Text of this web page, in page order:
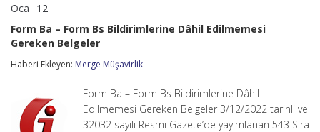
Oca 12
–
Form
Bildirimlerine
Edilmemesi
Gereken
Belgeler
Form Ba – Form Bs Bildirimlerine Dâhil Edilmemesi
Gereken Belgeler
Haberi Ekleyen: Merge Müşavirlik
Form Ba – Form Bs Bildirimlerine Dâhil
Edilmemesi Gereken Belgeler 3/12/2022 tarihli ve
32032 sayılı Resmi Gazete’de yayımlanan 543 Sıra